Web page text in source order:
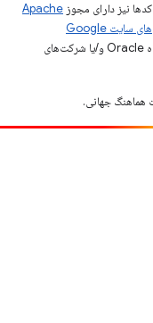
نیز دارای مجوز Apache
خطمشی‌های سایت Google
مراجعه کنید. جاوا علامت تجاری ثبت‌شده Oracle و/یا شرکت‌های